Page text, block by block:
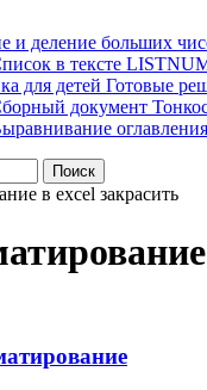
и деление больших
в тексте
для детей Готовые
документ
оглавления
в excel закрасить